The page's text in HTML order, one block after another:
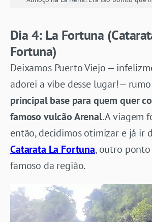
Dia 4: La Fortuna
Fortuna)
Deixamos Puerto Viejo —
adorei a vibe desse lugar!—
principal base para quem quer
famoso vulcão Arenal. A viagem
então, decidimos otimizar e já ir
Catarata La Fortuna, outro
famoso da região.